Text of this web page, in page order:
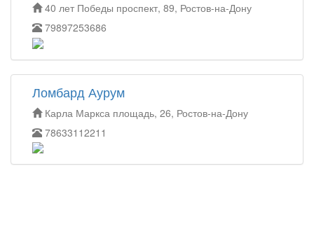
40 лет Победы проспект, 89, Ростов-на-Дону
79897253686
Ломбард Аурум
Карла Маркса площадь, 26, Ростов-на-Дону
78633112211